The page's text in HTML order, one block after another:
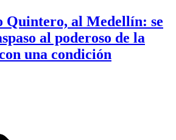
Quintero, al Medellín: se
al poderoso de la
una condición